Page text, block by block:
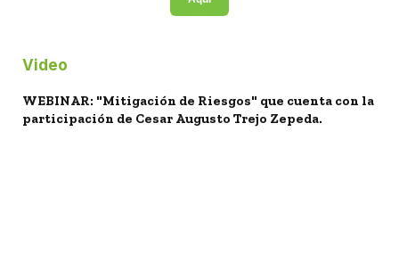
Video
WEBINAR: "Mitigación de Riesgos" que cuenta con la
participación de Cesar Augusto Trejo Zepeda.